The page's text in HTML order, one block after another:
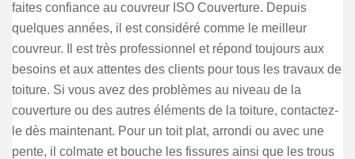
faites confiance au couvreur ISO Couverture. Depuis
quelques années, il est considéré comme le meilleur
couvreur. Il est très professionnel et répond toujours aux
besoins et aux attentes des clients pour tous les travaux de
toiture. Si vous avez des problèmes au niveau de la
couverture ou des autres éléments de la toiture, contactez-
le dès maintenant. Pour un toit plat, arrondi ou avec une
pente, il colmate et bouche les fissures ainsi que les trous